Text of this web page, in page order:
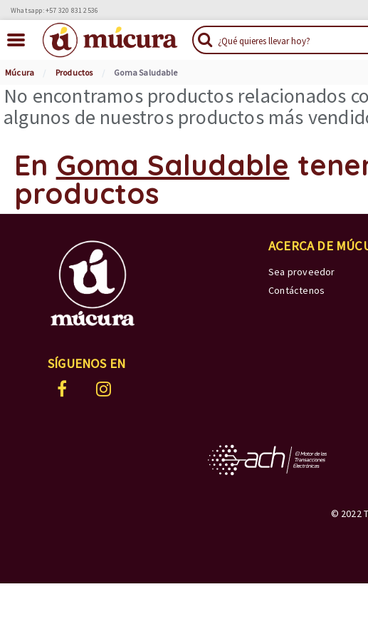
Whatsapp: +57 320 831 2536
Múcura Productos Goma Saludable
No encontramos productos relacionados
algunos de nuestros productos más
En Goma Saludable
productos
SÍGUENOS EN
ACERCA DE
Sea proveedor
Contáctenos
© 2022